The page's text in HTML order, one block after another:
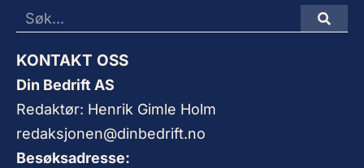
KONTAKT OSS
Din Bedrift AS
Redaktør: Henrik Gimle Holm
redaksjonen@dinbedrift.no
Besøksadresse: